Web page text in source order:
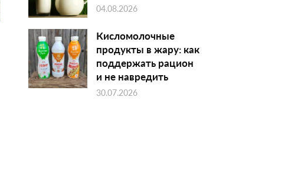
04.08.2026
Кисломолочные
продукты в жару: как
поддержать рацион
и не навредить
30.07.2026